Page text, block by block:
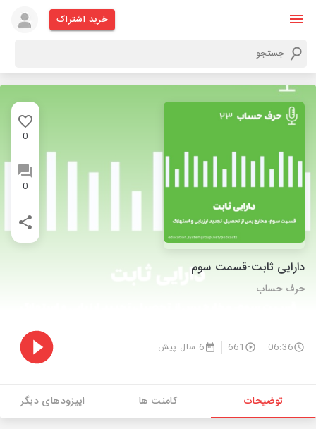
خرید اشتراک
0
0
دارایی ثابت-قسمت سوم
حرف حساب
06:36
661 6 سال پیش
توضیحات کامنت ها اپیزودهای دیگر